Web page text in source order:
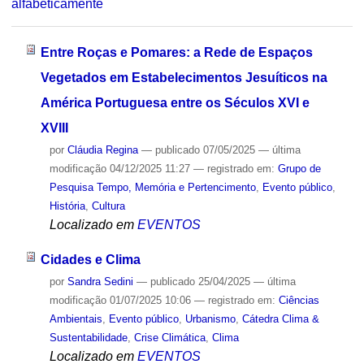
alfabeticamente
Entre Roças e Pomares: a Rede de Espaços
Vegetados em Estabelecimentos Jesuíticos na
América Portuguesa entre os Séculos XVI e
XVIII
por Cláudia Regina — publicado07/05/2025 — última
modificação04/12/2025 11:27 — registrado em: Grupo de
Pesquisa Tempo, Memória e Pertencimento, Evento público,
História, Cultura
Localizado em EVENTOS
Cidades e Clima
por Sandra Sedini — publicado25/04/2025 — última
modificação01/07/2025 10:06 — registrado em: Ciências
Ambientais
Evento público, Urbanismo, Cátedra Clima &
Sustentabilidade, Crise Climática, Clima
Localizado em EVENTOS